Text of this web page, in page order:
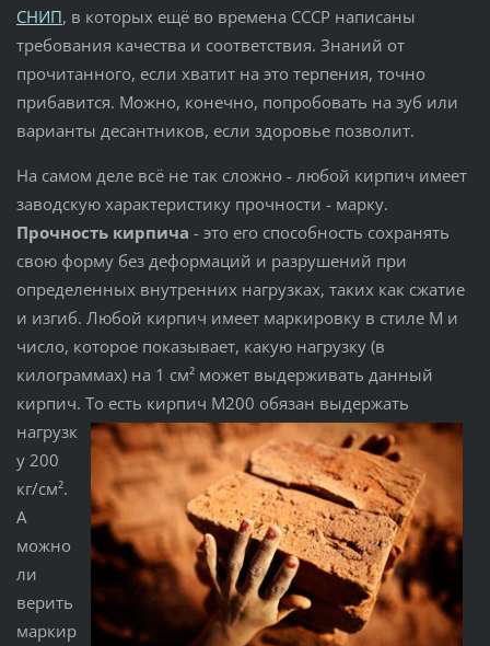
СНИП, в которых ещё во времена СССР написаны
требования качества и соответствия. Знаний от
прочитанного, если хватит на это терпения, точно
прибавится. Можно, конечно, попробовать на зуб или
варианты десантников, если здоровье позволит.
На самом деле всё не так сложно - любой кирпич имеет
заводскую характеристику прочности - марку.
Прочность кирпича - это его способность сохранять
свою форму без деформаций и разрушений при
определенных внутренних нагрузках, таких как сжатие
и изгиб. Любой кирпич имеет маркировку в стиле М и
число, которое показывает, какую нагрузку (в
килограммах) на 1 см² может выдерживать данный
кирпич. То есть кирпич М200 обязан выдержать
нагрузк
у 200
кг/см².
А
можно
ли
верить
маркир